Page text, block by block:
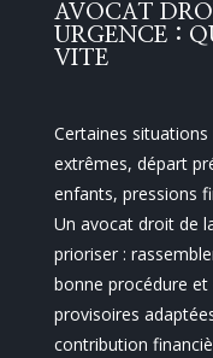
AVOCAT
URGENCE :
VITE
Certaines
extrêmes, départ
enfants, pressions
Un avocat droit de
prioriser :
bonne procédure
provisoires
contribution